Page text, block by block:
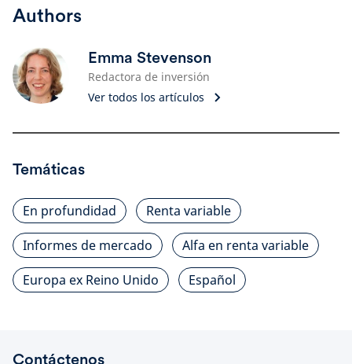
Authors
Emma Stevenson
Redactora de inversión
Ver todos los artículos
Temáticas
En profundidad
Renta variable
Informes de mercado
Alfa en renta variable
Europa ex Reino Unido
Español
Contáctenos